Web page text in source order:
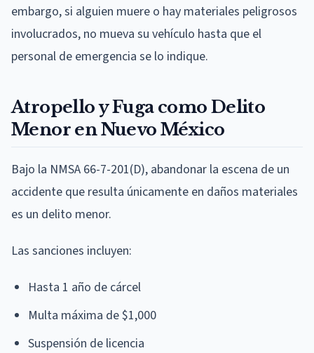
embargo, si alguien muere o hay materiales peligrosos
involucrados, no mueva su vehículo hasta que el
personal de emergencia se lo indique.
Atropello y Fuga como Delito
Menor en Nuevo México
Bajo la NMSA 66-7-201(D), abandonar la escena de un
accidente que resulta únicamente en daños materiales
es un delito menor.
Las sanciones incluyen:
Hasta 1 año de cárcel
Multa máxima de $1,000
Suspensión de licencia